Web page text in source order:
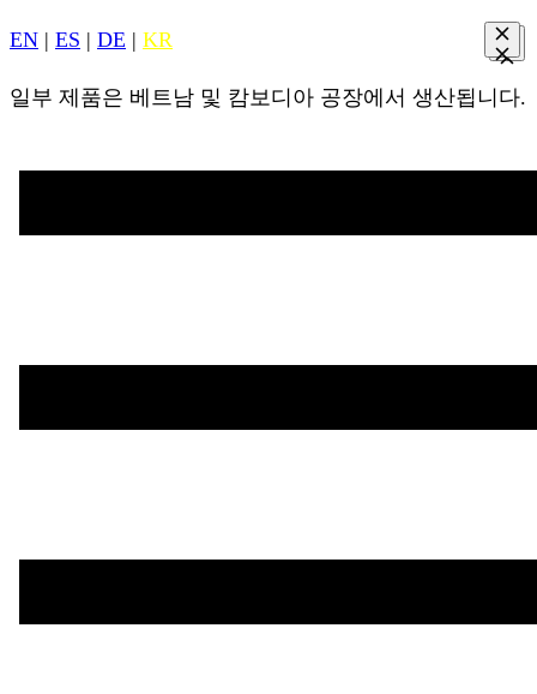
EN | ES | DE | KR
일부 제품은 베트남 및 캄보디아 공장에서 생산됩니다.